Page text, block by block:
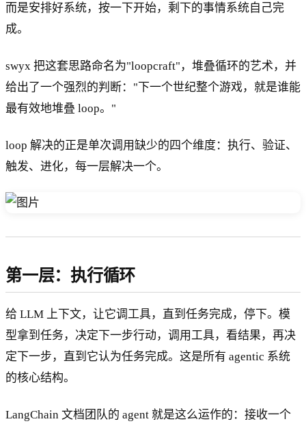
而是安排好系统，按一下开始，剩下的事情系统自己完
成。
swyx 把这套思路命名为"loopcraft"，堆叠循环的艺术，并
给出了一个强烈的判断："下一个世纪整个游戏，就是谁能
最有效地堆叠 loop。"
loop 解决的正是单次调用缺少的四个维度：执行、验证、
触发、进化，每一层解决一个。
第一层：执行循环
给 LLM 上下文，让它调工具，直到任务完成，停下。模
型拿到任务，决定下一步行动，调用工具，看结果，再决
定下一步，直到它认为任务完成。这是所有 agentic 系统
的核心结构。
LangChain 文档团队的 agent 就是这么运作的：接收一个